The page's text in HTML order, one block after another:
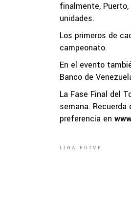
finalmente,
unidades.
Los primeros de
campeonato.
En el evento
Banco de
La Fase Final del
semana.
preferencia en
LIGA FUTVE